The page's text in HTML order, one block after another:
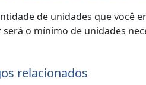
de unidades que você
será o mínimo de unidades
relacionados